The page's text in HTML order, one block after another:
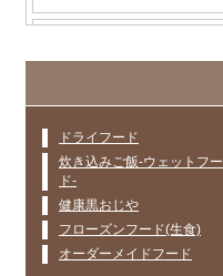
ドライフード
炊き込みご飯-ウェットフー
ド-
健康黒おじや
フローズンフード(生食)
オーダーメイドフード